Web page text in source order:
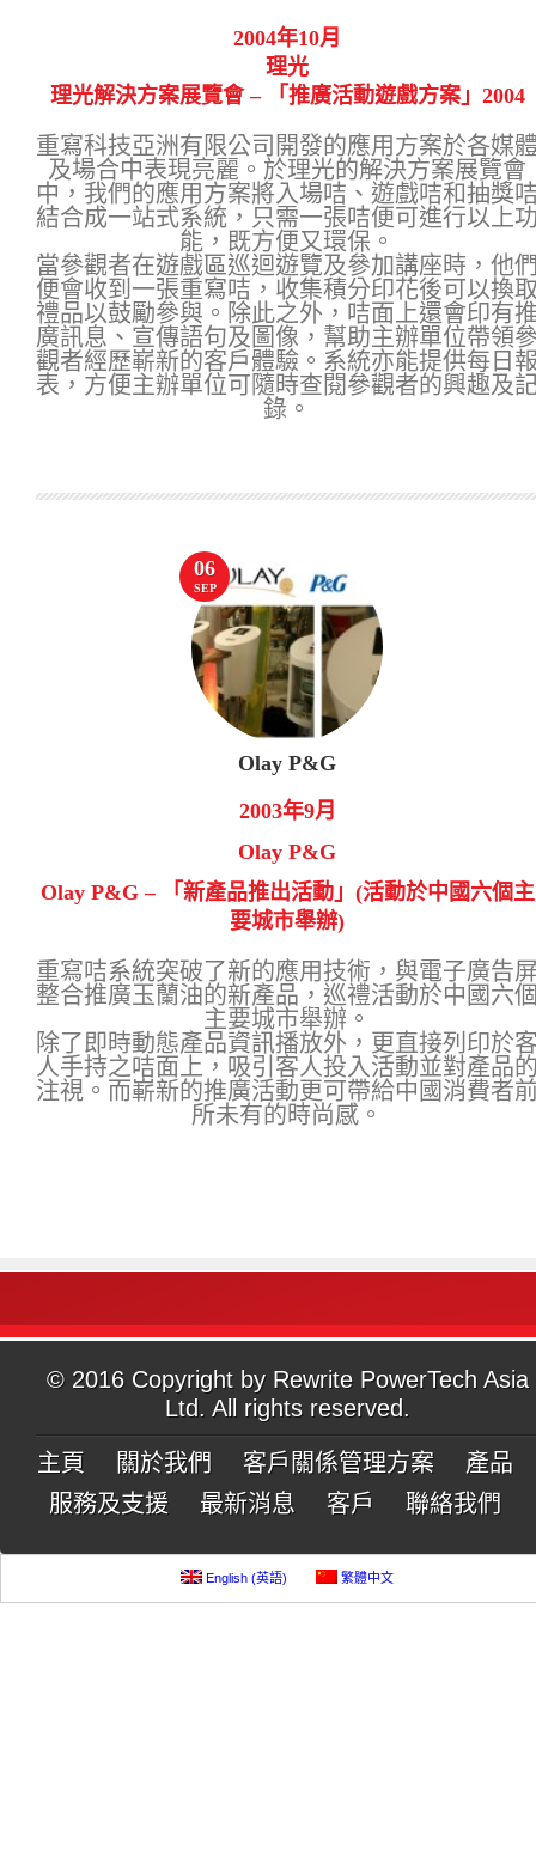
2004年10月
理光
理光解決方案展覽會 – 「推廣活動遊戲方案」2004
重寫科技亞洲有限公司開發的應用方案於各媒
及場合中表現亮麗。於理光的解決方案展覽會
中，我們的應用方案將入場咭、遊戲咭和抽獎
結合成一站式系統，只需一張咭便可進行以上
能，既方便又環保。
當參觀者在遊戲區巡迴遊覽及參加講座時，他
便會收到一張重寫咭，收集積分印花後可以換
禮品以鼓勵參與。除此之外，咭面上還會印有
廣訊息、宣傳語句及圖像，幫助主辦單位帶領
觀者經歷嶄新的客戶體驗。系統亦能提供每日
表，方便主辦單位可隨時查閱參觀者的興趣及
錄。
06
SEP
Olay P&G
2003年9月
Olay P&G
Olay P&G – 「新產品推出活動」(活動於中國六個主
要城市舉辦)
重寫咭系統突破了新的應用技術，與電子廣告
整合推廣玉蘭油的新產品，巡禮活動於中國六
主要城市舉辦。
除了即時動態產品資訊播放外，更直接列印於
人手持之咭面上，吸引客人投入活動並對產品
注視。而嶄新的推廣活動更可帶給中國消費者
所未有的時尚感。
© 2016 Copyright by Rewrite PowerTech Asia
Ltd. All rights reserved.
主頁 關於我們 客戶關係管理方案
產品
服務及支援
最新消息 客戶 聯絡我們
English (英語) 繁體中文